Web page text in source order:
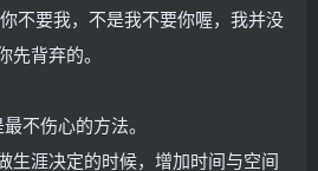
不要我，不是我不要你喔，我并没
背弃的。
不伤心的方法。
生涯决定的时候，增加时间与空间